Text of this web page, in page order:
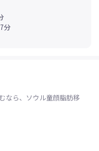
分
なら、ソウル童顔脂肪移